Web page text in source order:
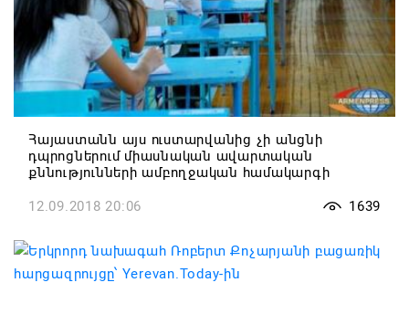
Հայաստանն այս ուստարվանից չի անցնի
դպրոցներում միասնական ավարտական
քննությունների ամբողջական համակարգի
12.09.2018 20:06 1639